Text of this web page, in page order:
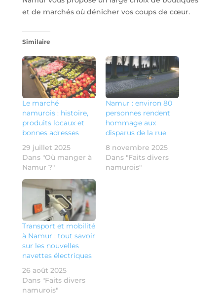
et de marchés où dénicher vos coups de cœur.
Similaire
Le marché
namurois : histoire,
produits locaux et
bonnes adresses
29 juillet 2025
Dans "Où manger à
Namur ?"
Namur : environ 80
personnes rendent
hommage aux
disparus de la rue
8 novembre 2025
Dans "Faits divers
namurois"
Transport et mobilité
à Namur : tout savoir
sur les nouvelles
navettes électriques
26 août 2025
Dans "Faits divers
namurois"